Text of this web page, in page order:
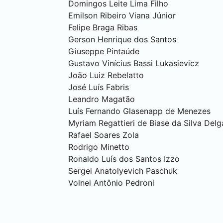
Domingos Leite Lima Filho
Emilson Ribeiro Viana Júnior
Felipe Braga Ribas
Gerson Henrique dos Santos
Giuseppe Pintaúde
Gustavo Vinícius Bassi Lukasievicz
João Luiz Rebelatto
José Luís Fabris
Leandro Magatão
Luís Fernando Glasenapp de Menezes
Myriam Regattieri de Biase da Silva
Rafael Soares Zola
Rodrigo Minetto
Ronaldo Luís dos Santos Izzo
Sergei Anatolyevich Paschuk
Volnei Antônio Pedroni